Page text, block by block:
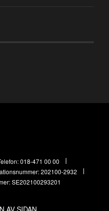
018-471 00 00
202100-2932
SE202100293201